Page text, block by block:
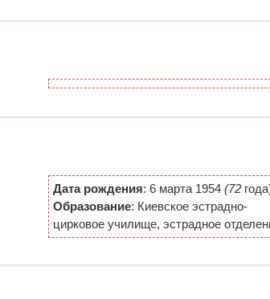
Дата рождения: 6 марта 1954 (72
Образование: Киевское эстрадно-
цирковое училище, эстрадное